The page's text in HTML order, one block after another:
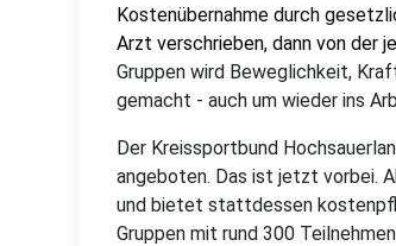
Kostenübernahme durch
Arzt verschrieben, dann von der
Gruppen wird Beweglichkeit,
gemacht - auch um wieder ins
Der Kreissportbund
angeboten. Das ist jetzt vorbei.
und bietet stattdessen
Gruppen mit rund 300